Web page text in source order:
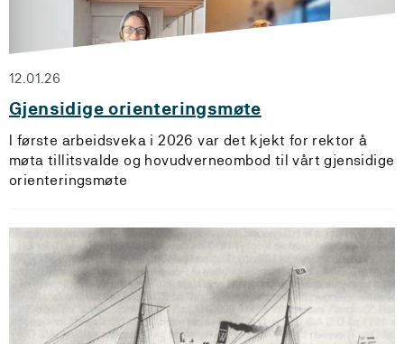
12.01.26
Gjensidige orienteringsmøte
I første arbeidsveka i 2026 var det kjekt for rektor å
møta tillitsvalde og hovudverneombod til vårt gjensidige
orienteringsmøte